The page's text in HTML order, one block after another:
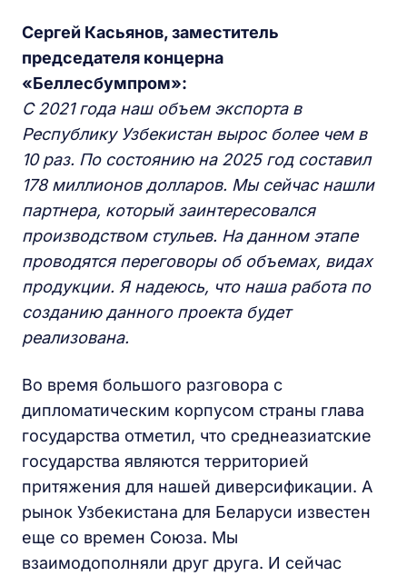
Сергей Касьянов, заместитель
председателя концерна
«Беллесбумпром»:
С 2021 года наш объем экспорта в
Республику Узбекистан вырос более чем в
10 раз. По состоянию на 2025 год составил
178 миллионов долларов. Мы сейчас нашли
партнера, который заинтересовался
производством стульев. На данном этапе
проводятся переговоры об объемах, видах
продукции. Я надеюсь, что наша работа по
созданию данного проекта будет
реализована.
Во время большого разговора с
дипломатическим корпусом страны глава
государства отметил, что среднеазиатские
государства являются территорией
притяжения для нашей диверсификации. А
рынок Узбекистана для Беларуси известен
еще со времен Союза. Мы
взаимодополняли друг друга. И сейчас